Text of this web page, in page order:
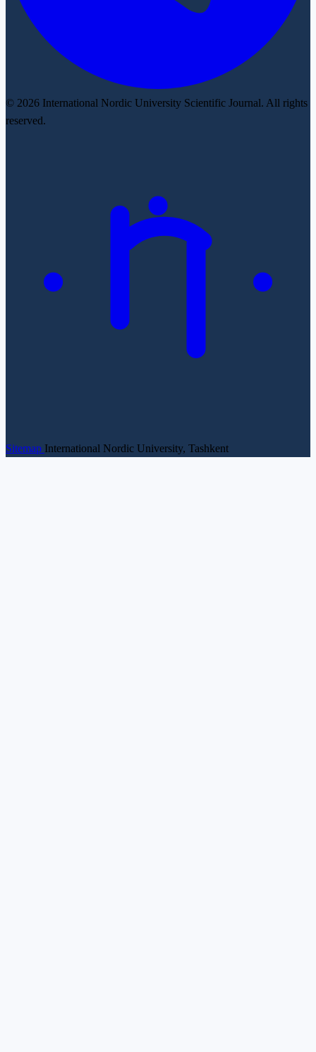
© 2026 International Nordic University Scientific Journal. All rights
reserved.
Sitemap International Nordic University, Tashkent